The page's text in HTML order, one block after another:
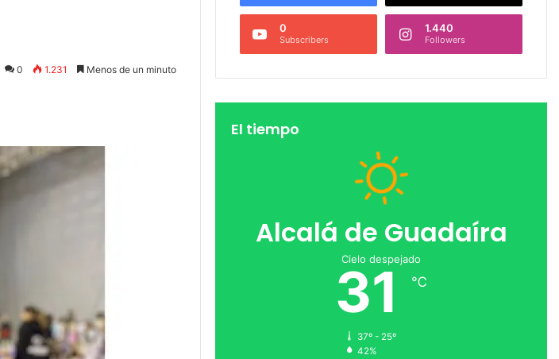
0 1.231 Menos de un minuto
0
Subscribers
1.440
Followers
El tiempo
Alcalá de Guadaíra
Cielo despejado
31 ℃
37º - 25º
42%